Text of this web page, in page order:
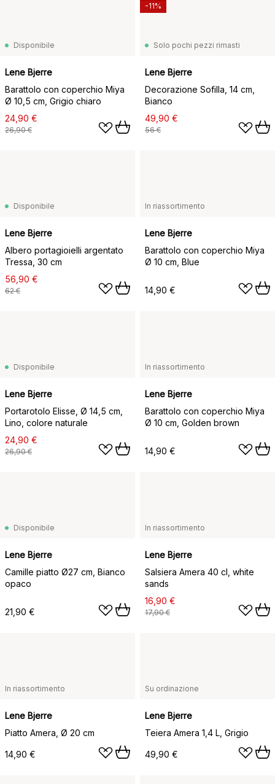
Disponibile
Lene Bjerre
Barattolo con coperchio Miya
Ø 10,5 cm, Grigio chiaro
24,90 €
26,90 €
Solo pochi pezzi rimasti
Lene Bjerre
Decorazione Sofilla, 14 cm,
Bianco
49,90 €
56 €
-11%
Disponibile
Lene Bjerre
Albero portagioielli argentato
Tressa, 30 cm
56,90 €
62 €
In riassortimento
Lene Bjerre
Barattolo con coperchio Miya
Ø 10 cm, Blue
14,90 €
Disponibile
Lene Bjerre
Portarotolo Elisse, Ø 14,5 cm,
Lino, colore naturale
24,90 €
26,90 €
In riassortimento
Lene Bjerre
Barattolo con coperchio Miya
Ø 10 cm, Golden brown
14,90 €
Disponibile
Lene Bjerre
Camille piatto Ø27 cm, Bianco
opaco
21,90 €
In riassortimento
Lene Bjerre
Salsiera Amera 40 cl, white
sands
16,90 €
17,90 €
In riassortimento
Lene Bjerre
Piatto Amera, Ø 20 cm ​
14,90 €
Su ordinazione
Lene Bjerre
Teiera Amera 1,4 L, Grigio
49,90 €